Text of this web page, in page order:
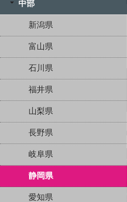
中部
新潟県
富山県
石川県
福井県
山梨県
長野県
岐阜県
静岡県
愛知県